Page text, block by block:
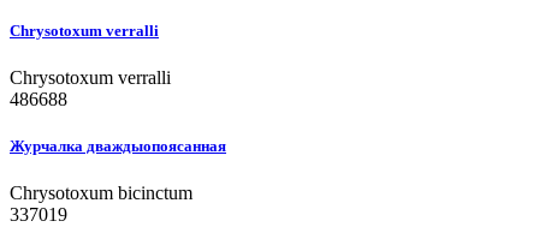
Chrysotoxum verralli
Chrysotoxum verralli
486688
Журчалка дваждыопоясанная
Chrysotoxum bicinctum
337019